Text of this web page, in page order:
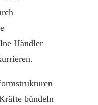
Händler
bündeln